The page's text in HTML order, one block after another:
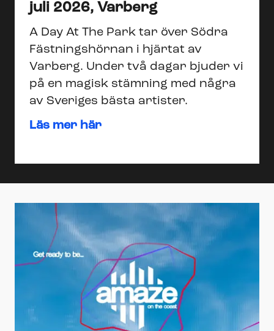
juli 2026, Varberg
A Day At The Park tar över Södra
Fästningshörnan i hjärtat av
Varberg. Under två dagar bjuder vi
på en magisk stämning med några
av Sveriges bästa artister.
Läs mer här